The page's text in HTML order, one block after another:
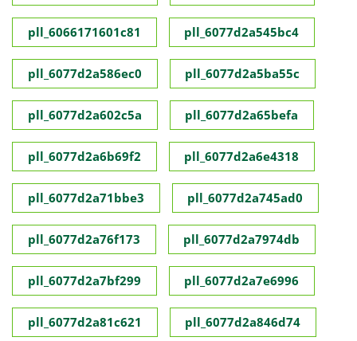
pll_6066171601c81 pll_6077d2a545bc4
pll_6077d2a586ec0 pll_6077d2a5ba55c
pll_6077d2a602c5a pll_6077d2a65befa
pll_6077d2a6b69f2 pll_6077d2a6e4318
pll_6077d2a71bbe3 pll_6077d2a745ad0
pll_6077d2a76f173 pll_6077d2a7974db
pll_6077d2a7bf299 pll_6077d2a7e6996
pll_6077d2a81c621 pll_6077d2a846d74